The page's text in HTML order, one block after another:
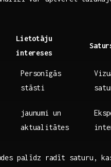
Lietotāju
intereses
Personīgās
stāsti
jaunumi un
aktualitātes
palīdz radīt saturu,